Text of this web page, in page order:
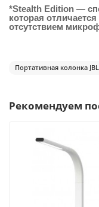
*Stealth Edition —
которая
отсутствием
Портативная колонка
Рекомендуем